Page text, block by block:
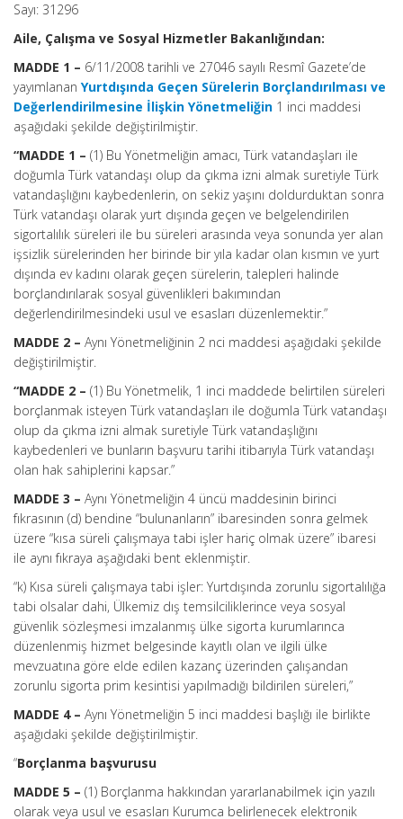
Sayı: 31296
Aile, Çalışma ve Sosyal Hizmetler Bakanlığından:
MADDE 1 – 6/11/2008 tarihli ve 27046 sayılı Resmî Gazete’de
yayımlanan Yurtdışında Geçen Sürelerin Borçlandırılması ve
Değerlendirilmesine İlişkin Yönetmeliğin 1 inci maddesi
aşağıdaki şekilde değiştirilmiştir.
“MADDE 1 – (1) Bu Yönetmeliğin amacı, Türk vatandaşları ile
doğumla Türk vatandaşı olup da çıkma izni almak suretiyle Türk
vatandaşlığını kaybedenlerin, on sekiz yaşını doldurduktan sonra
Türk vatandaşı olarak yurt dışında geçen ve belgelendirilen
sigortalılık süreleri ile bu süreleri arasında veya sonunda yer alan
işsizlik sürelerinden her birinde bir yıla kadar olan kısmın ve yurt
dışında ev kadını olarak geçen sürelerin, talepleri halinde
borçlandırılarak sosyal güvenlikleri bakımından
değerlendirilmesindeki usul ve esasları düzenlemektir.”
MADDE 2 – Aynı Yönetmeliğinin 2 nci maddesi aşağıdaki şekilde
değiştirilmiştir.
“MADDE 2 – (1) Bu Yönetmelik, 1 inci maddede belirtilen süreleri
borçlanmak isteyen Türk vatandaşları ile doğumla Türk vatandaşı
olup da çıkma izni almak suretiyle Türk vatandaşlığını
kaybedenleri ve bunların başvuru tarihi itibarıyla Türk vatandaşı
olan hak sahiplerini kapsar.”
MADDE 3 – Aynı Yönetmeliğin 4 üncü maddesinin birinci
fıkrasının (d) bendine “bulunanların” ibaresinden sonra gelmek
üzere “kısa süreli çalışmaya tabi işler hariç olmak üzere” ibaresi
ile aynı fıkraya aşağıdaki bent eklenmiştir.
“k) Kısa süreli çalışmaya tabi işler: Yurtdışında zorunlu sigortalılığa
tabi olsalar dahi, Ülkemiz dış temsilciliklerince veya sosyal
güvenlik sözleşmesi imzalanmış ülke sigorta kurumlarınca
düzenlenmiş hizmet belgesinde kayıtlı olan ve ilgili ülke
mevzuatına göre elde edilen kazanç üzerinden çalışandan
zorunlu sigorta prim kesintisi yapılmadığı bildirilen süreleri,”
MADDE 4 – Aynı Yönetmeliğin 5 inci maddesi başlığı ile birlikte
aşağıdaki şekilde değiştirilmiştir.
“Borçlanma başvurusu
MADDE 5 – (1) Borçlanma hakkından yararlanabilmek için yazılı
olarak veya usul ve esasları Kurumca belirlenecek elektronik